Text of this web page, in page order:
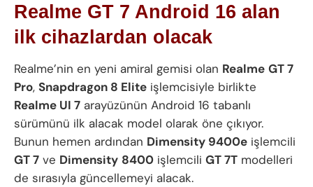
Realme GT 7 Android 16 alan
ilk cihazlardan olacak
Realme’nin en yeni amiral gemisi olan Realme GT 7
Pro, Snapdragon 8 Elite işlemcisiyle birlikte
Realme UI 7 arayüzünün Android 16 tabanlı
sürümünü ilk alacak model olarak öne çıkıyor.
Bunun hemen ardından Dimensity 9400e işlemcili
GT 7 ve Dimensity 8400 işlemcili GT 7T modelleri
de sırasıyla güncellemeyi alacak.